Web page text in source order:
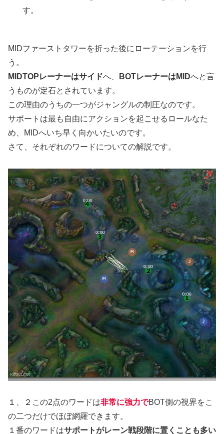
す。
MIDファーストタワーを折った後にローテーションを行
う。
MIDTOPレーナーはサイドへ、 BOTレーナーはMIDへと言
うものが定石とされています。
この理由のうちの一つがジャングルの制圧なのです。
サポートは最も自由にアクションを起こせるロールなた
め、MIDへいち早く向かいたいのです。
さて、それぞれのワードについての解説です。
１、２この2点のワードは非常に強力でBOT側の視界をこ
の二つだけでほぼ網羅できます。
１番のワードはサポートがレーン戦段階に置くことも多い